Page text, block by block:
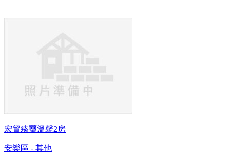
宏貿臻璽溫馨2房
安樂區 - 其他